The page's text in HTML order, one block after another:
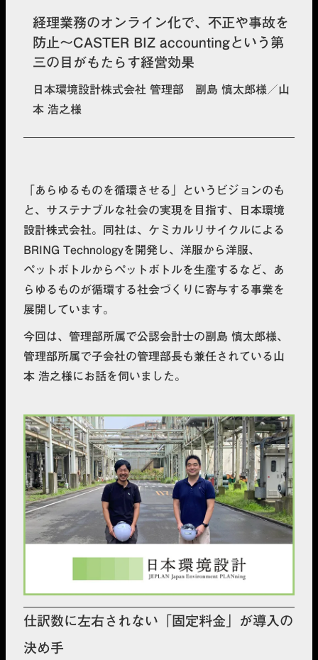
経理業務のオンライン化で、不正や事故を
防止～CASTER BIZ accountingという第
三の目がもたらす経営効果
日本環境設計株式会社 管理部 副島 慎太郎様／山
本 浩之様
「あらゆるものを循環させる」というビジョンのも
と、サステナブルな社会の実現を目指す、日本環境
設計株式会社。同社は、ケミカルリサイクルによる
BRING Technologyを開発し、洋服から洋服、
ペットボトルからペットボトルを生産するなど、あ
らゆるものが循環する社会づくりに寄与する事業を
展開しています。
今回は、管理部所属で公認会計士の副島 慎太郎様、
管理部所属で子会社の管理部長も兼任されている山
本 浩之様にお話を伺いました。
仕訳数に左右されない「固定料金」が導入の
決め手